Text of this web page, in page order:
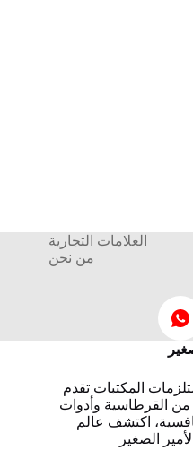
العلامات التجارية
من نحن
المكتبات تقدم
القرطاسية وأدوات
اكتشف عالم
الصغير